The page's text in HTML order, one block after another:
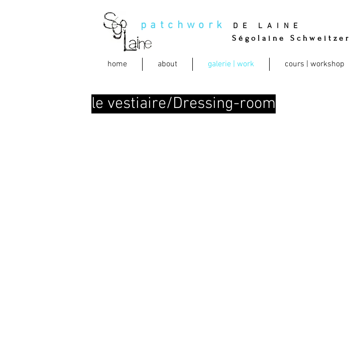
patchwork
DE LAINE
Ségolaine Schweitzer
home about galerie | work cours | workshop
le vestiaire/Dressing-room